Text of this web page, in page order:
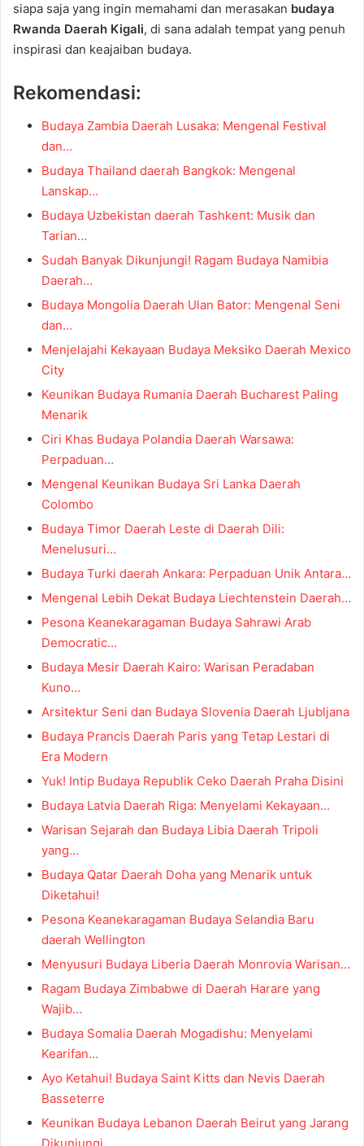
siapa saja yang ingin memahami dan merasakan budaya
Rwanda Daerah Kigali, di sana adalah tempat yang penuh
inspirasi dan keajaiban budaya.
Rekomendasi:
Budaya Zambia Daerah Lusaka: Mengenal Festival
dan…
Budaya Thailand daerah Bangkok: Mengenal
Lanskap…
Budaya Uzbekistan daerah Tashkent: Musik dan
Tarian…
Sudah Banyak Dikunjungi! Ragam Budaya Namibia
Daerah…
Budaya Mongolia Daerah Ulan Bator: Mengenal Seni
dan…
Menjelajahi Kekayaan Budaya Meksiko Daerah Mexico
City
Keunikan Budaya Rumania Daerah Bucharest Paling
Menarik
Ciri Khas Budaya Polandia Daerah Warsawa:
Perpaduan…
Mengenal Keunikan Budaya Sri Lanka Daerah
Colombo
Budaya Timor Daerah Leste di Daerah Dili:
Menelusuri…
Budaya Turki daerah Ankara: Perpaduan Unik Antara…
Mengenal Lebih Dekat Budaya Liechtenstein Daerah…
Pesona Keanekaragaman Budaya Sahrawi Arab
Democratic…
Budaya Mesir Daerah Kairo: Warisan Peradaban
Kuno…
Arsitektur Seni dan Budaya Slovenia Daerah Ljubljana
Budaya Prancis Daerah Paris yang Tetap Lestari di
Era Modern
Yuk! Intip Budaya Republik Ceko Daerah Praha Disini
Budaya Latvia Daerah Riga: Menyelami Kekayaan…
Warisan Sejarah dan Budaya Libia Daerah Tripoli
yang…
Budaya Qatar Daerah Doha yang Menarik untuk
Diketahui!
Pesona Keanekaragaman Budaya Selandia Baru
daerah Wellington
Menyusuri Budaya Liberia Daerah Monrovia Warisan…
Ragam Budaya Zimbabwe di Daerah Harare yang
Wajib…
Budaya Somalia Daerah Mogadishu: Menyelami
Kearifan…
Ayo Ketahui! Budaya Saint Kitts dan Nevis Daerah
Basseterre
Keunikan Budaya Lebanon Daerah Beirut yang Jarang
Dikunjungi